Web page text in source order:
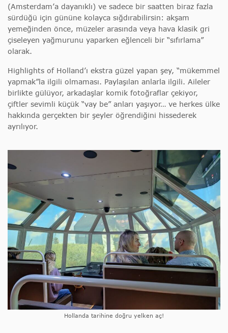
(Amsterdam’a dayanıklı) ve sadece bir saatten biraz fazla
sürdüğü için gününe kolayca sığdırabilirsin: akşam
yemeğinden önce, müzeler arasında veya hava klasik gri
çiseleyen yağmurunu yaparken eğlenceli bir “sıfırlama”
olarak.
Highlights of Holland’ı ekstra güzel yapan şey, “mükemmel
yapmak”la ilgili olmaması. Paylaşılan anlarla ilgili. Aileler
birlikte gülüyor, arkadaşlar komik fotoğraflar çekiyor,
çiftler sevimli küçük “vay be” anları yaşıyor… ve herkes ülke
hakkında gerçekten bir şeyler öğrendiğini hissederek
ayrılıyor.
Hollanda tarihine doğru yelken aç!